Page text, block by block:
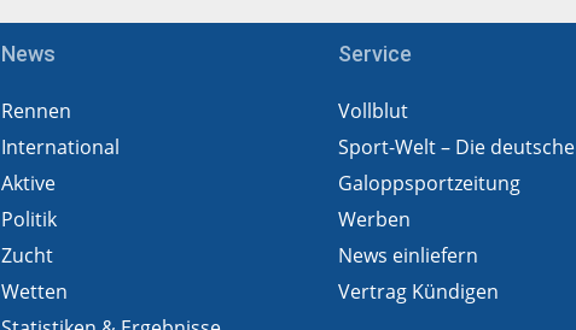
News
Rennen
International
Aktive
Politik
Zucht
Wetten
Service
Vollblut
Sport-Welt – Die deutsche
Galoppsportzeitung
Werben
News einliefern
Vertrag Kündigen